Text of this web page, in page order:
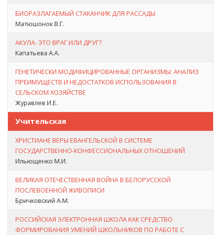
БИОРАЗЛАГАЕМЫЙ СТАКАНЧИК ДЛЯ РАССАДЫ
Матюшонок В.Г.
АКУЛА- ЭТО ВРАГ ИЛИ ДРУГ?
Капатьева А.А.
ГЕНЕТИЧЕСКИ МОДИФИЦИРОВАННЫЕ ОРГАНИЗМЫ: АНАЛИЗ
ПРЕИМУЩЕСТВ И НЕДОСТАТКОВ ИСПОЛЬЗОВАНИЯ В
СЕЛЬСКОМ ХОЗЯЙСТВЕ
Журавлев И.Е.
Учительская
ХРИСТИАНЕ ВЕРЫ ЕВАНГЕЛЬСКОЙ В СИСТЕМЕ
ГОСУДАРСТВЕННО-КОНФЕССИОНАЛЬНЫХ ОТНОШЕНИЙ
Ильющенко М.И.
ВЕЛИКАЯ ОТЕЧЕСТВЕННАЯ ВОЙНА В БЕЛОРУССКОЙ
ПОСЛЕВОЕННОЙ ЖИВОПИСИ
Бричковский А.М.
РОССИЙСКАЯ ЭЛЕКТРОННАЯ ШКОЛА КАК СРЕДСТВО
ФОРМИРОВАНИЯ УМЕНИЙ ШКОЛЬНИКОВ ПО РАБОТЕ С